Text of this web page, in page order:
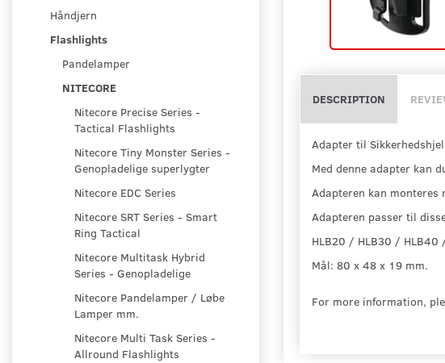
Håndjern
Flashlights
Pandelamper
NITECORE
Nitecore Precise Series -
Tactical Flashlights
Nitecore Tiny Monster Series -
Genopladelige superlygter
Nitecore EDC Series
Nitecore SRT Series - Smart
Ring Tactical
Nitecore Multitask Hybrid
Series - Genopladelige
Nitecore Pandelamper / Løbe
Lamper mm.
Nitecore Multi Task Series -
Allround Flashlights
DESCRIPTION
Adapter til
Med denne adapter kan
Adapteren kan
Adapteren passer til
HLB20 / HLB30 / HLB40
Mål: 80 x 48 x 19 mm.
For more information,